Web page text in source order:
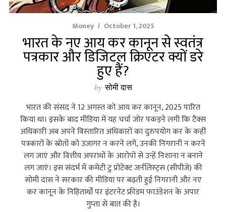
Money October 1, 2025
भारत के नए आय कर कानून से स्वतंत्र
पत्रकार और डिजिटल क्रिएटर क्यों डरे
हुए हैं?
by सोमी दास
भारत की संसद ने 12 अगस्‍त को आय कर कानून, 2025 पारित
किया था। इसके बाद मीडिया में यह चर्चा जोर पकड़ने लगी कि टैक्‍स
अधिकारी अब अपने विस्‍तारित अधिकारों का दुरुपयोग कर के कहीं
पत्रकारों के स्रोतों को उजागर न करने लगें, उनकी निगरानी न करने
लग जाएं और वित्तीय अपराधों के आरोपों से उन्‍हें निशाना न बनाने
लग जाएं। इस संदर्भ में कमेटी टु प्रोटेक्‍ट जर्नलिस्‍ट्स (सीपीजे) की
सोमी दास ने सरकार की मीडिया पर बढ़ती हुई निगरानी और नए
कर कानून के निहितार्थों पर इंटरनेट फ्रीडम फाउंडेशन के अपार
गुप्‍ता से बात की है।